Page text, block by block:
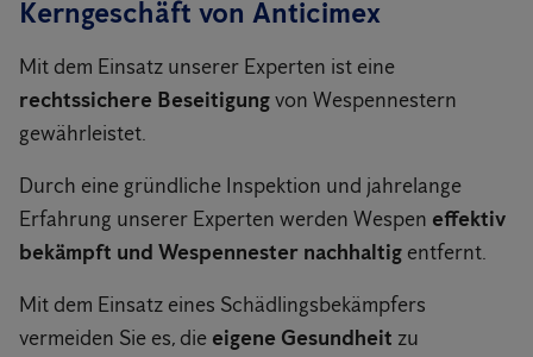
Kerngeschäft von Anticimex
Mit dem Einsatz unserer Experten ist eine
rechtssichere Beseitigungvon Wespennestern
gewährleistet.
Durch eine gründliche Inspektion und jahrelange
Erfahrung unserer Experten werden Wespen effektiv
bekämpft und Wespennester nachhaltig entfernt.
Mit dem Einsatz eines Schädlingsbekämpfers
vermeiden Sie es, die eigene Gesundheit zu